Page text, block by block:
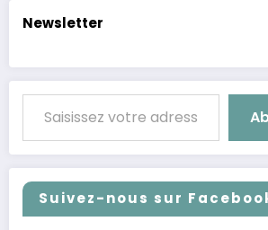
Newsletter
Saisissez votre adresse e-mail…
Suivez-nous sur